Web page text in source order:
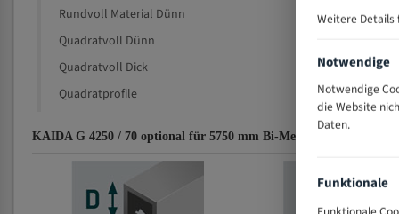
Rundvoll Material Dünn
Quadratvoll Dünn
Quadratvoll Dick
Quadratprofile
KAIDA G 4250 / 70 optional für 5750 mm Bi-Metall
Weitere Details
Notwendige
Notwendige
die Website
Daten.
Funktionale